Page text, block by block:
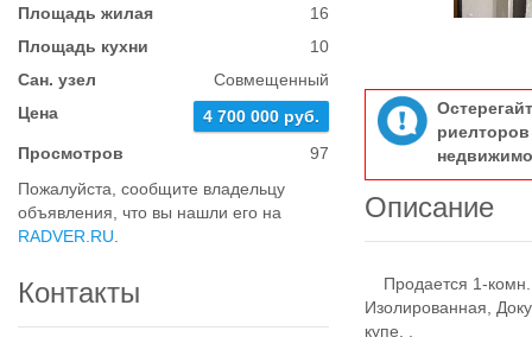
Площадь жилая
16
Площадь кухни
10
Сан. узел
Совмещенный
Цена
4 700 000 руб.
Просмотров
97
Пожалуйста, сообщите владельцу
объявления, что вы нашли его на
RADVER.RU
Контакты
Описание
Продается 1-комн.
Изолированная,
купе, .